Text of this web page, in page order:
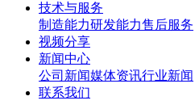
技术与服务
制造能力研发能力售后服务
视频分享
新闻中心
公司新闻媒体资讯行业新闻
联系我们